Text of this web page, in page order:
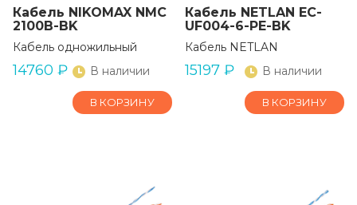
Кабель NIKOMAX NMC
2100B-BK
Кабель одножильный
14760 ₽ В наличии
В КОРЗИНУ
Кабель NETLAN EC-
UF004-6-PE-BK
Кабель NETLAN
15197 ₽ В наличии
В КОРЗИНУ